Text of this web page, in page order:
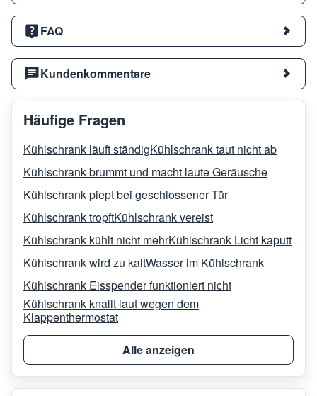
FAQ
Kundenkommentare
Häufige Fragen
Kühlschrank läuft ständigKühlschrank taut nicht ab
Kühlschrank brummt und macht laute Geräusche
Kühlschrank piept bei geschlossener Tür
Kühlschrank tropftKühlschrank vereist
Kühlschrank kühlt nicht mehrKühlschrank Licht kaputt
Kühlschrank wird zu kaltWasser im Kühlschrank
Kühlschrank Eisspender funktioniert nicht
Kühlschrank knallt laut wegen dem
Klappenthermostat
Alle anzeigen